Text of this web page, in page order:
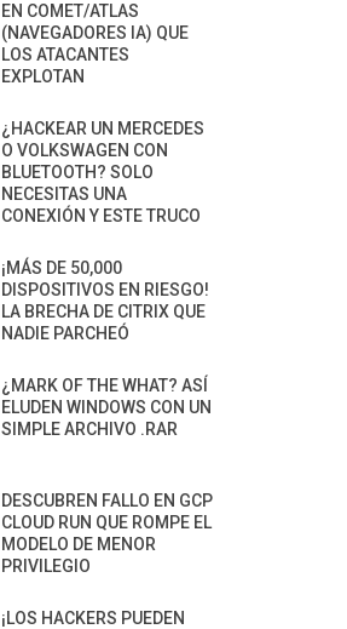
EN COMET/ATLAS
(NAVEGADORES IA) QUE
LOS ATACANTES
EXPLOTAN
¿HACKEAR UN MERCEDES
O VOLKSWAGEN CON
BLUETOOTH? SOLO
NECESITAS UNA
CONEXIÓN Y ESTE TRUCO
¡MÁS DE 50,000
DISPOSITIVOS EN RIESGO!
LA BRECHA DE CITRIX QUE
NADIE PARCHEÓ
¿MARK OF THE WHAT? ASÍ
ELUDEN WINDOWS CON UN
SIMPLE ARCHIVO .RAR
DESCUBREN FALLO EN GCP
CLOUD RUN QUE ROMPE EL
MODELO DE MENOR
PRIVILEGIO
¡LOS HACKERS PUEDEN